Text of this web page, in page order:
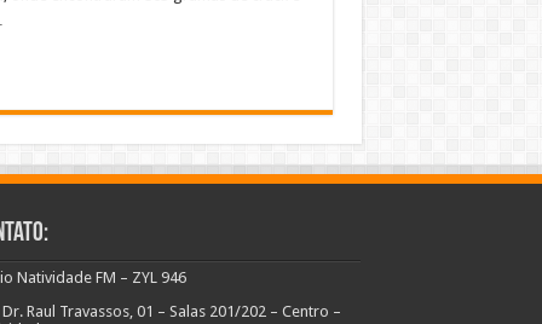
Natividade FM – ZYL 946
Dr. Raul Travassos, 01 – Salas 201/202 – Centro –